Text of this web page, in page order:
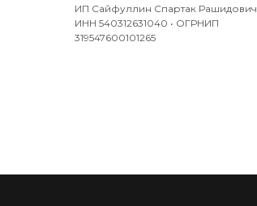
ИП Сайфуллин Спартак Рашидович
ИНН 540312631040 • ОГРНИП
319547600101265